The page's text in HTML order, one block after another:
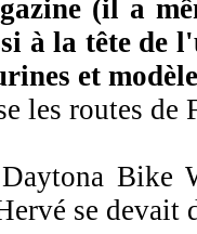
(il a
à la tête de
et
les routes
Bike
se devait